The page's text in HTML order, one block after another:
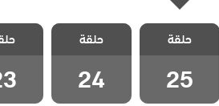
مسلسل علي رضا
الحلقة 25
حلقة
25
مسلسل علي رضا
الحلقة 24
حلقة
24
مسلسل